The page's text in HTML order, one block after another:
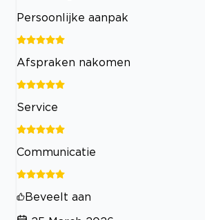
Persoonlijke aanpak
Afspraken nakomen
Service
Communicatie
Beveelt aan